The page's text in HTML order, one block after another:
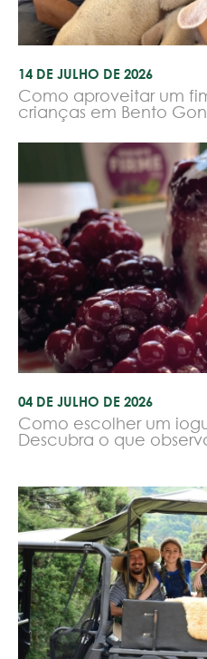
14 DE JULHO DE 2026
Como aproveitar um
crianças em Bento
04 DE JULHO DE 2026
Como escolher um
Descubra o que